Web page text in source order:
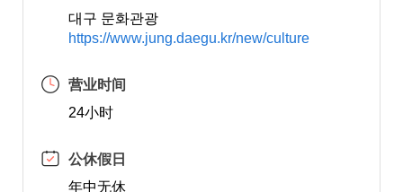
대구 문화관광
https://www.jung.daegu.kr/new/culture
营业时间
24小时
公休假日
年中无休